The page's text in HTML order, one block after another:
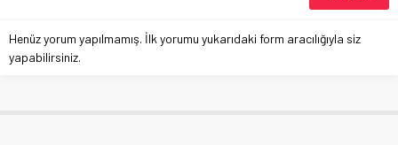
Henüz yorum yapılmamış. İlk yorumu yukarıdaki form aracılığıyla siz
yapabilirsiniz.